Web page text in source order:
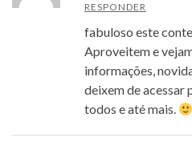
RESPONDER
fabuloso este
Aproveitem e
informações,
deixem de acessar
todos e até mais.